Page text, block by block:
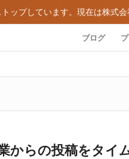
ップしています。現在は株式
ブログ
からの投稿をタイ